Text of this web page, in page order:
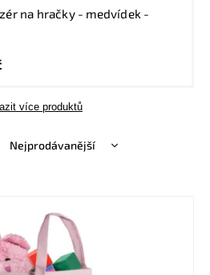
na hračky - medvídek -
více produktů
Nejprodávanější
Abecedně